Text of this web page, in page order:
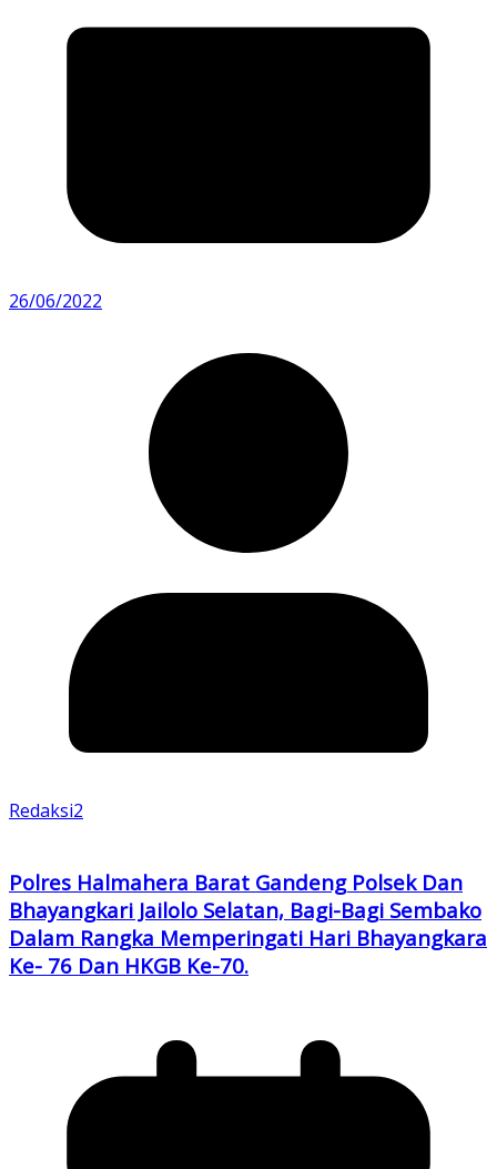
26/06/2022
Redaksi2
Polres Halmahera Barat Gandeng Polsek Dan
Bhayangkari Jailolo Selatan, Bagi-Bagi Sembako
Dalam Rangka Memperingati Hari Bhayangkara
Ke- 76 Dan HKGB Ke-70.